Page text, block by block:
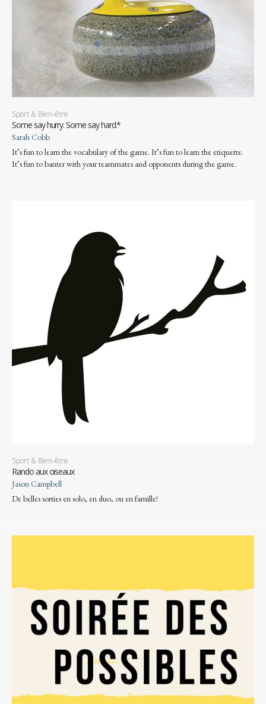
Sport & Bien-être
Some say hurry. Some say hard.*
Sarah Cobb
It’s fun to learn the vocabulary of the game. It’s fun to learn the etiquette.
It’s fun to banter with your teammates and opponents during the game.
Sport & Bien-être
Rando aux oiseaux
Jason Campbell
De belles sorties en solo, en duo, ou en famille!